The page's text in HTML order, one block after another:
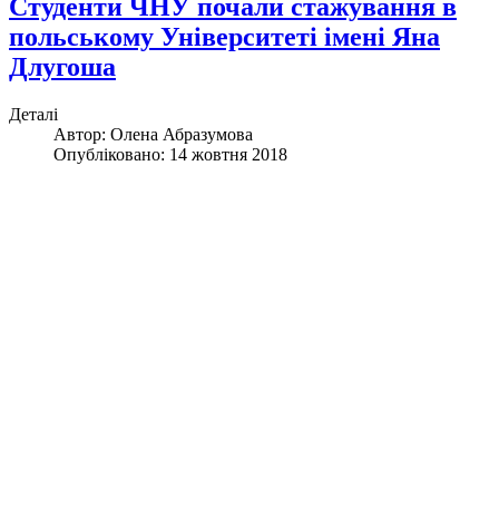
Студенти ЧНУ почали стажування в
польському Університеті імені Яна
Длугоша
Деталі
Автор: Олена Абразумова
Опубліковано: 14 жовтня 2018